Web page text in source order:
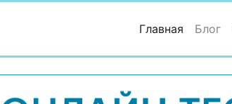
Главная (current)
Блог